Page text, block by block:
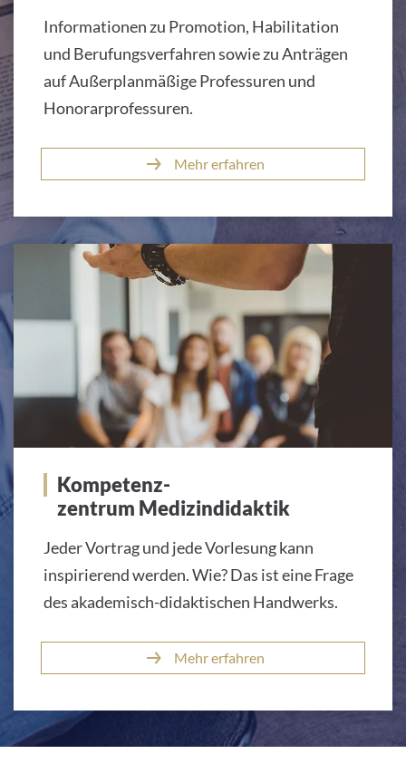
Informationen zu Promotion, Habilitation
und Berufungsverfahren sowie zu Anträgen
auf Außerplanmäßige Professuren und
Honorarprofessuren.
Mehr erfahren
Kompetenz-
zentrum Medizindidaktik
Jeder Vortrag und jede Vorlesung kann
inspirierend werden. Wie? Das ist eine Frage
des akademisch-didaktischen Handwerks.
Mehr erfahren